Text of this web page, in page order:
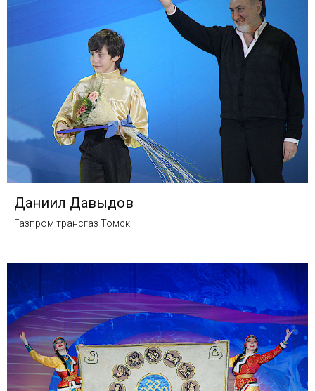
Даниил Давыдов
Газпром трансгаз Томск